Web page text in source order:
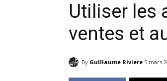
Utiliser les
ventes et
By Guillaume Riviere 5 mars